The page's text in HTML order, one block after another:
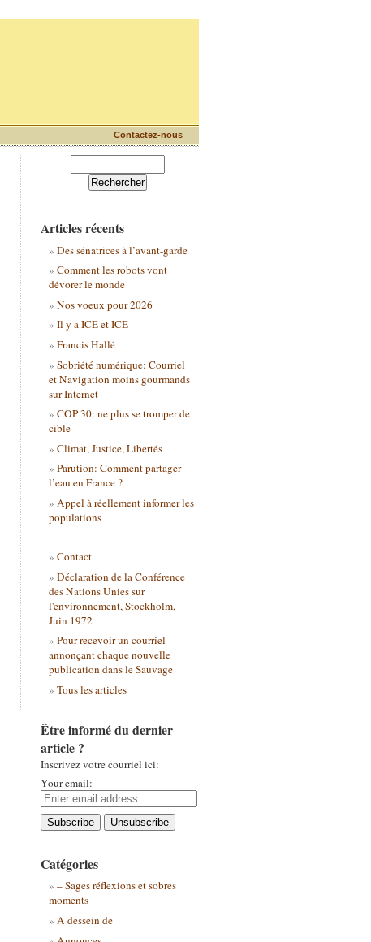
Contactez-nous
Articles récents
Des sénatrices à l’avant-garde
Comment les robots vont
dévorer le monde
Nos voeux pour 2026
Il y a ICE et ICE
Francis Hallé
Sobriété numérique: Courriel
et Navigation moins gourmands
sur Internet
COP 30: ne plus se tromper de
cible
Climat, Justice, Libertés
Parution: Comment partager
l’eau en France ?
Appel à réellement informer les
populations
Contact
Déclaration de la Conférence
des Nations Unies sur
l'environnement, Stockholm,
Juin 1972
Pour recevoir un courriel
annonçant chaque nouvelle
publication dans le Sauvage
Tous les articles
Être informé du dernier
article ?
Inscrivez votre courriel ici:
Your email:
Catégories
– Sages réflexions et sobres
moments
A dessein de